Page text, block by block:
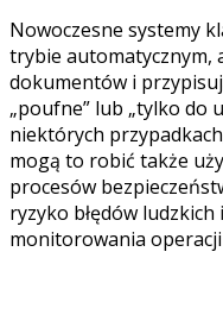
Nowoczesne systemy
trybie automatycznym,
dokumentów i
„poufne” lub „tylko do
niektórych
mogą to robić także
procesów
ryzyko błędów
monitorowania operacji